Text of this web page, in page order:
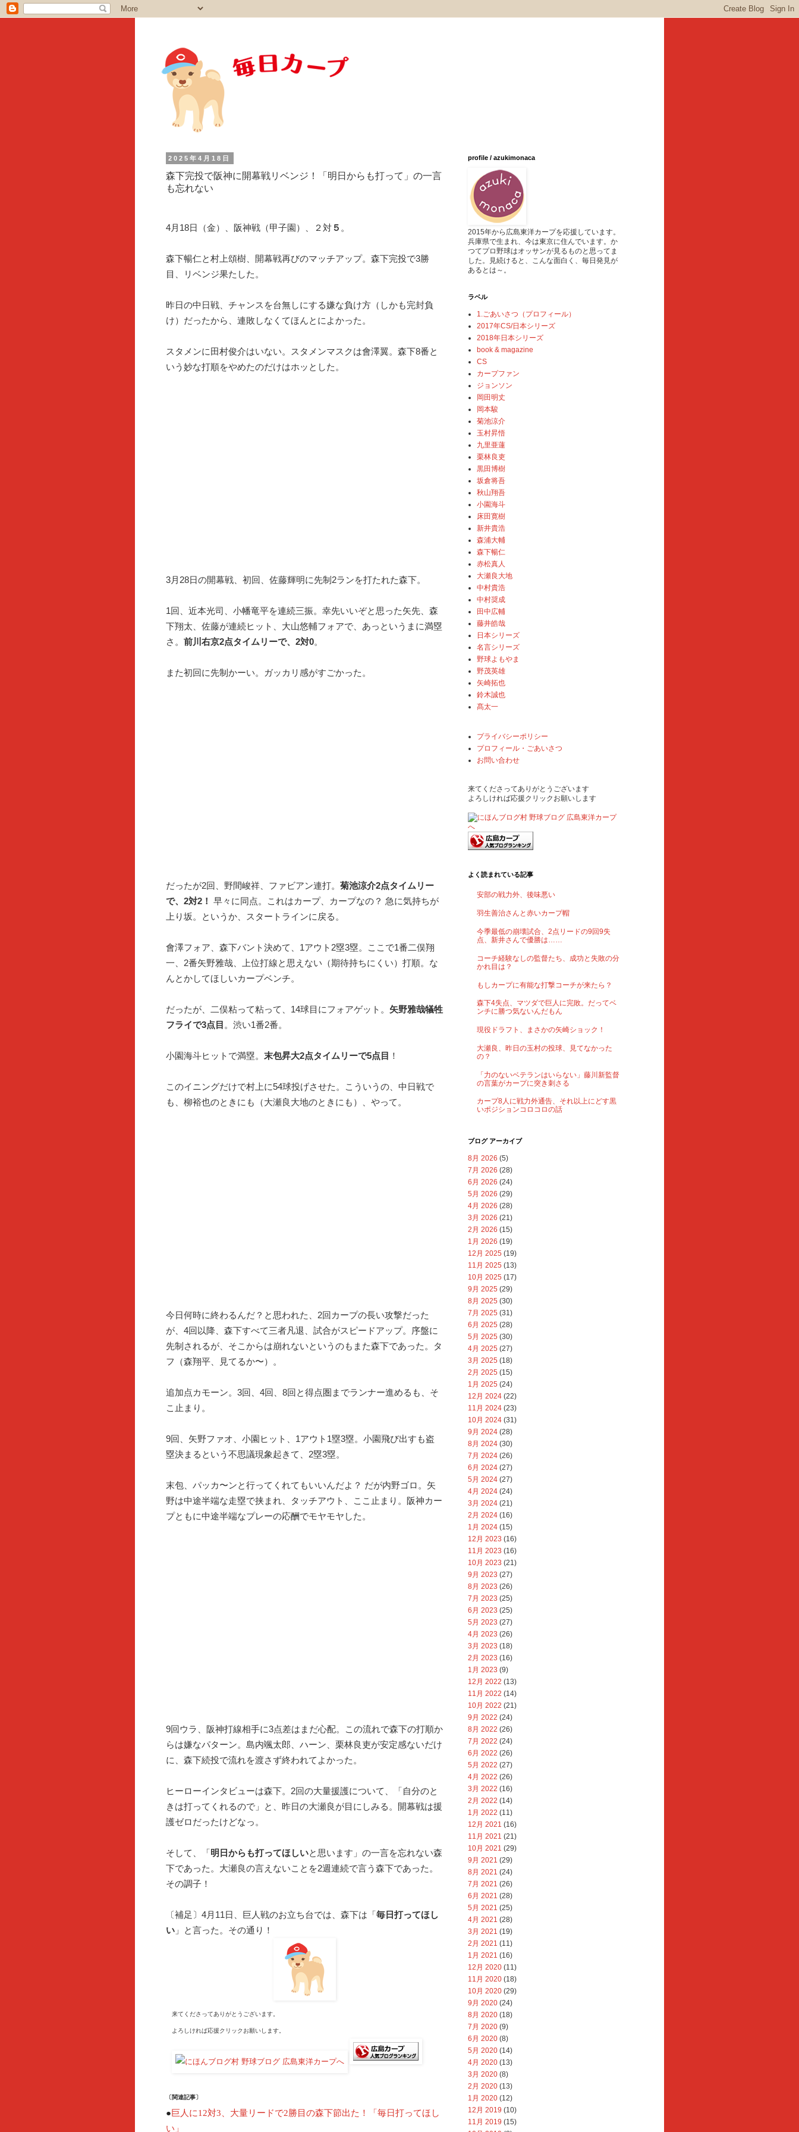
2025年4月18日
森下完投で阪神に開幕戦リベンジ！「明日からも打って」の一言
も忘れない
4月18日（金）、阪神戦（甲子園）、２対５ 。
森下暢仁と村上頌樹、開幕戦再びのマッチアップ。森下完投で3勝
目、リベンジ果たした。
昨日の中日戦、チャンスを台無しにする嫌な負け方（しかも完封負
け）だったから、連敗しなくてほんとによかった。
スタメンに田村俊介はいない。スタメンマスクは會澤翼。森下8番と
いう妙な打順をやめたのだけはホッとした。
3月28日の開幕戦、初回、佐藤輝明に先制2ランを打たれた森下。
1回、近本光司、小幡竜平を連続三振。幸先いいぞと思った矢先、森
下翔太、佐藤が連続ヒット、大山悠輔フォアで、あっというまに満塁
さ。 前川右京2点タイムリーで、2対0。
また初回に先制かーい。ガッカリ感がすごかった。
だったが2回、野間峻祥、ファビアン連打。 菊池涼介2点タイムリー
で、2対2！ 早々に同点。これはカープ、カープなの？ 急に気持ちが
上り坂。というか、スタートラインに戻る。
會澤フォア、森下バント決めて、1アウト2塁3塁。ここで1番二俣翔
一、2番矢野雅哉、上位打線と思えない（期待持ちにくい）打順。な
んとかしてほしいカープベンチ。
だったが、二俣粘って粘って、14球目にフォアゲット。 矢野雅哉犠牲
フライで3点目 。渋い1番2番。
小園海斗ヒットで満塁。 末包昇大2点タイムリーで5点目 ！
このイニングだけで村上に54球投げさせた。こういうの、中日戦で
も、柳裕也のときにも（大瀬良大地のときにも）、やって。
今日何時に終わるんだ？と思われた、2回カープの長い攻撃だった
が、4回以降、森下すべて三者凡退、試合がスピードアップ。序盤に
先制されるが、そこからは崩れないというのもまた森下であった。タ
フ（森翔平、見てるか〜）。
追加点カモーン。3回、4回、8回と得点圏までランナー進めるも、そ
こ止まり。
9回、矢野ファオ、小園ヒット、1アウト1塁3塁。小園飛び出すも盗
塁決まるという不思議現象起きて、2塁3塁。
末包、パッカ〜ンと行ってくれてもいいんだよ？ だが内野ゴロ。矢
野は中途半端な走塁で挟まれ、タッチアウト、ここ止まり。阪神カー
プともに中途半端なプレーの応酬でモヤモヤした。
9回ウラ、阪神打線相手に3点差はまだ心配。この流れで森下の打順か
らは嫌なパターン。島内颯太郎、ハーン、栗林良吏が安定感ないだけ
に、森下続投で流れを渡さず終われてよかった。
ヒーローインタビューは森下。2回の大量援護について、「自分のと
きは打ってくれるので」と、昨日の大瀬良が目にしみる。開幕戦は援
護ゼロだったけどなっ。
そして、「明日からも打ってほしいと思います」の一言を忘れない森
下であった。大瀬良の言えないことを2週連続で言う森下であった。
その調子！
〔補足〕4月11日、巨人戦のお立ち台では、森下は「毎日打ってほし
い 」と言った。その通り！
来てくださってありがとうございます。
よろしければ応援クリックお願いします。
〔関連記事〕
●巨人に12対3、大量リードで2勝目の森下節出た！「毎日打ってほし
い」
profile / azukimonaca
2015年から広島東洋カープを応援しています。
兵庫県で生まれ、今は東京に住んでいます。か
つてプロ野球はオッサンが見るものと思ってま
した。見続けると、こんな面白く、毎日発見が
あるとは～。
ラベル
1.ごあいさつ（プロフィール）
2017年CS/日本シリーズ
2018年日本シリーズ
book & magazine
CS
カープファン
ジョンソン
岡田明丈
岡本駿
菊池涼介
玉村昇悟
九里亜蓮
栗林良吏
黒田博樹
坂倉将吾
秋山翔吾
小園海斗
床田寛樹
新井貴浩
森浦大輔
森下暢仁
赤松真人
大瀬良大地
中村貴浩
中村奨成
田中広輔
藤井皓哉
日本シリーズ
名言シリーズ
野球よもやま
野茂英雄
矢崎拓也
鈴木誠也
髙太一
プライバシーポリシー
プロフィール・ごあいさつ
お問い合わせ
来てくださってありがとうございます
よろしければ応援クリックお願いします
よく読まれている記事
安部の戦力外、後味悪い
羽生善治さんと赤いカープ帽
今季最低の崩壊試合、2点リードの9回9失
点、新井さんで優勝は……
コーチ経験なしの監督たち、成功と失敗の分
かれ目は？
もしカープに有能な打撃コーチが来たら？
森下4失点、マツダで巨人に完敗。だってベ
ンチに勝つ気ないんだもん
現役ドラフト、まさかの矢崎ショック！
大瀬良、昨日の玉村の投球、見てなかった
の？
「力のないベテランはいらない」藤川新監督
の言葉がカープに突き刺さる
カープ8人に戦力外通告、それ以上にどす黒
いポジションコロコロの話
ブログ アーカイブ
8月 2026 (5)
7月 2026 (28)
6月 2026 (24)
5月 2026 (29)
4月 2026 (28)
3月 2026 (21)
2月 2026 (15)
1月 2026 (19)
12月 2025 (19)
11月 2025 (13)
10月 2025 (17)
9月 2025 (29)
8月 2025 (30)
7月 2025 (31)
6月 2025 (28)
5月 2025 (30)
4月 2025 (27)
3月 2025 (18)
2月 2025 (15)
1月 2025 (24)
12月 2024 (22)
11月 2024 (23)
10月 2024 (31)
9月 2024 (28)
8月 2024 (30)
7月 2024 (26)
6月 2024 (27)
5月 2024 (27)
4月 2024 (24)
3月 2024 (21)
2月 2024 (16)
1月 2024 (15)
12月 2023 (16)
11月 2023 (16)
10月 2023 (21)
9月 2023 (27)
8月 2023 (26)
7月 2023 (25)
6月 2023 (25)
5月 2023 (27)
4月 2023 (26)
3月 2023 (18)
2月 2023 (16)
1月 2023 (9)
12月 2022 (13)
11月 2022 (14)
10月 2022 (21)
9月 2022 (24)
8月 2022 (26)
7月 2022 (24)
6月 2022 (26)
5月 2022 (27)
4月 2022 (26)
3月 2022 (16)
2月 2022 (14)
1月 2022 (11)
12月 2021 (16)
11月 2021 (21)
10月 2021 (29)
9月 2021 (29)
8月 2021 (24)
7月 2021 (26)
6月 2021 (28)
5月 2021 (25)
4月 2021 (28)
3月 2021 (19)
2月 2021 (11)
1月 2021 (16)
12月 2020 (11)
11月 2020 (18)
10月 2020 (29)
9月 2020 (24)
8月 2020 (18)
7月 2020 (9)
6月 2020 (8)
5月 2020 (14)
4月 2020 (13)
3月 2020 (8)
2月 2020 (13)
1月 2020 (12)
12月 2019 (10)
11月 2019 (15)